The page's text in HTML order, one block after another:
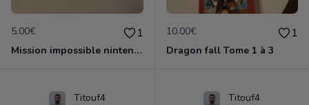
5.00€ 1
Mission impossible nintendo 64
10.00€ 1
Dragon fall Tome 1 à 3
Titouf4 Titouf4